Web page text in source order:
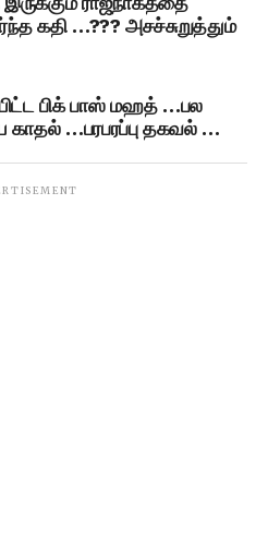
கதி …??? அசச்சுறுத்தும்
பிக் பாஸ் மஹத் …பல
காதல் …பரபரப்பு தகவல் …